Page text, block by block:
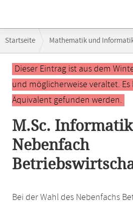
Navigation
Startseite Mathematik und
Hauptinhalt
Dieser Eintrag ist aus dem
und möglicherweise veraltet.
Äquivalent gefunden werden.
M.Sc.
Nebenfach
Bei der Wahl des Nebenfachs